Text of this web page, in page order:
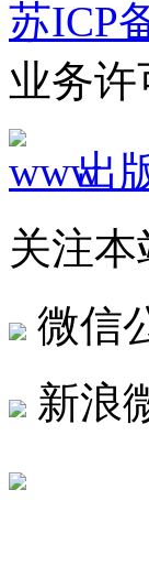
苏ICP
业务许
出
关注本
微信
新浪